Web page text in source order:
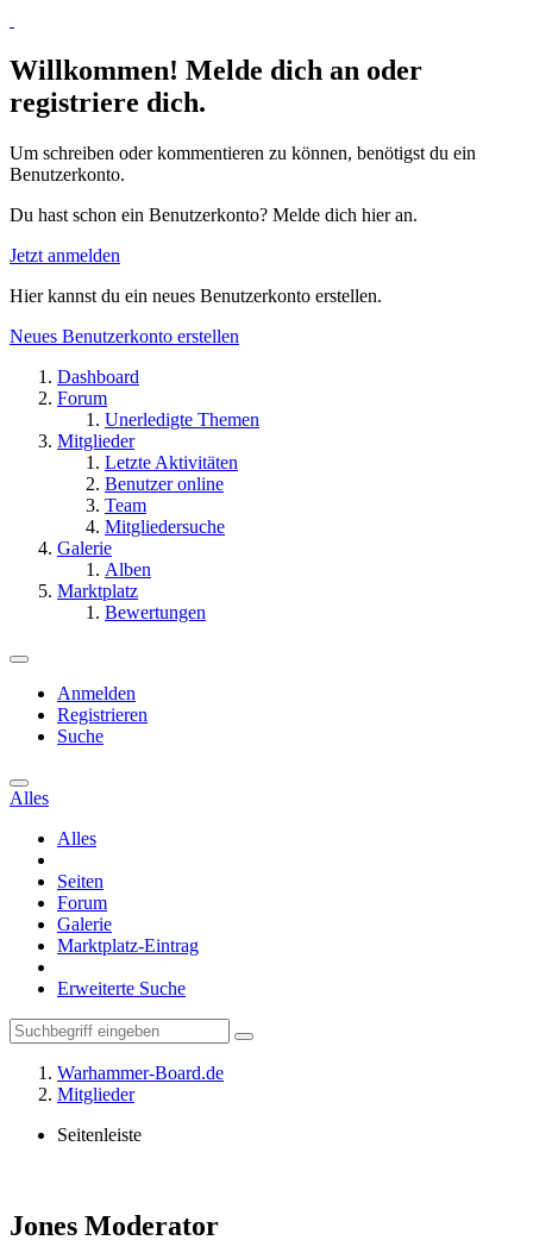
Willkommen! Melde dich an oder
registriere dich.
Um schreiben oder kommentieren zu können, benötigst du ein
Benutzerkonto.
Du hast schon ein Benutzerkonto? Melde dich hier an.
Jetzt anmelden
Hier kannst du ein neues Benutzerkonto erstellen.
Neues Benutzerkonto erstellen
Dashboard
Forum
Unerledigte Themen
Mitglieder
Letzte Aktivitäten
Benutzer online
Team
Mitgliedersuche
Galerie
Alben
Marktplatz
Bewertungen
Anmelden
Registrieren
Suche
Alles
Alles
Seiten
Forum
Galerie
Marktplatz-Eintrag
Erweiterte Suche
Warhammer-Board.de
Mitglieder
Seitenleiste
Jones Moderator